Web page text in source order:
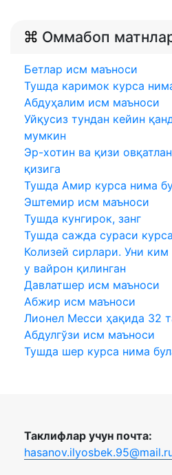
Оммабоп
Бетлар исм маъноси
Тушда каримок курса
Абдуҳалим исм маъноси
Уйқусиз тундан кейин
мумкин
Эр-хотин ва қизи
қизига
Тушда Амир курса нима
Эштемир исм маъноси
Тушда кунгирок, занг
Тушда сажда сураси
Колизей сирлари. Уни
у вайрон қилинган
Давлатшер исм маъноси
Абжир исм маъноси
Лионел Месси ҳақида 32
Абдулгўзи исм маъноси
Тушда шер курса нима
Таклифлар учун почта: